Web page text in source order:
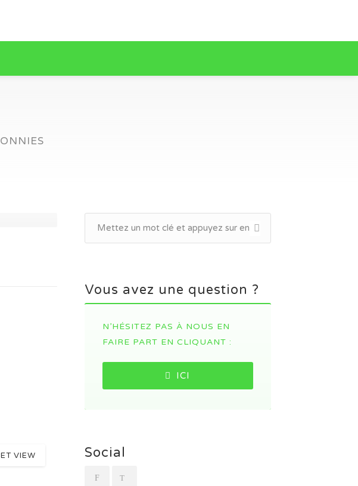
VIEW
Vous avez une question ?
N’HÉSITEZ PAS À NOUS EN
FAIRE PART EN CLIQUANT :
ICI
Social